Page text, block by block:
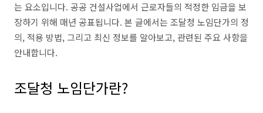
는 요소입니다. 공공 건설사업에서 근로자들의 적정한 임금을 보
장하기 위해 매년 공표됩니다. 본 글에서는 조달청 노임단가의 정
의, 적용 방법, 그리고 최신 정보를 알아보고, 관련된 주요 사항을
안내합니다.
조달청 노임단가란?